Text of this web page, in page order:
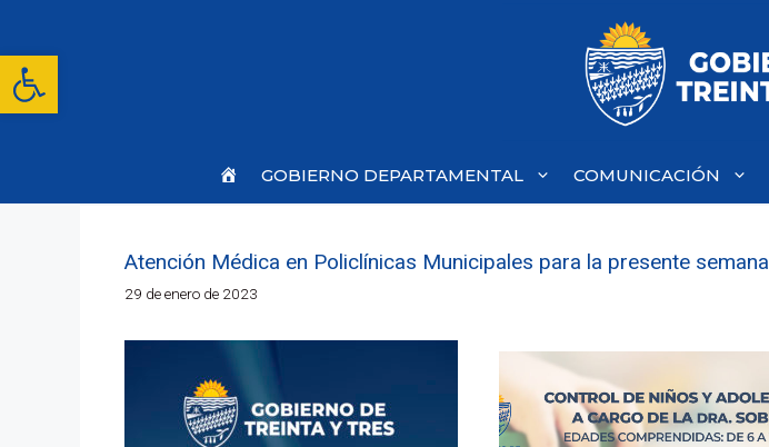
Abrir barra de herramientas
contenido
Inicio
GOBIERNO DEPARTAMENTAL COMUNICACIÓN
Atención Médica en Policlínicas Municipales para la presente semana
29 de enero de 2023